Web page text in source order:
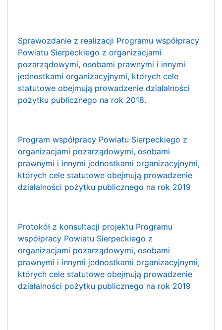
Sprawozdanie z realizacji Programu współpracy
Powiatu Sierpeckiego z organizacjami
pozarządowymi, osobami prawnymi i innymi
jednostkami organizacyjnymi, których cele
statutowe obejmują prowadzenie działalności
pożytku publicznego na rok 2018.
Program współpracy Powiatu Sierpeckiego z
organizacjami pozarządowymi, osobami
prawnymi i innymi jednostkami organizacyjnymi,
których cele statutowe obejmują prowadzenie
działalności pożytku publicznego na rok 2019
Protokół z konsultacji projektu Programu
współpracy Powiatu Sierpeckiego z
organizacjami pozarządowymi, osobami
prawnymi i innymi jednostkami organizacyjnymi,
których cele statutowe obejmują prowadzenie
działalności pożytku publicznego na rok 2019